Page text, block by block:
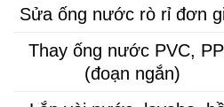
Sửa ống nước rò rỉ đơn
Thay ống nước PVC,
(đoạn ngắn)